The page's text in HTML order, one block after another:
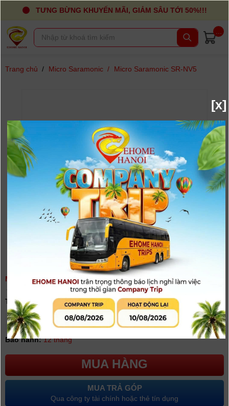
TƯNG BỪNG KHUYẾN MÃI, GIẢM SÂU TỚI 50%!!!
Trang chủ / Micro Saramonic / Micro Saramonic SR-NV5
MICRO SARAMONIC SR-NV5
người đánh giá)
Tình trạng:
Có hàng
Giá khuyến mại: 1.950.000đ [Giá đã bao gồm VAT]
Bảo hành: 12 tháng
MUA HÀNG
MUA TRẢ GÓP
Qua công ty tài chính hoặc thẻ tín dụng
[x]